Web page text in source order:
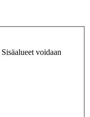
voidaan